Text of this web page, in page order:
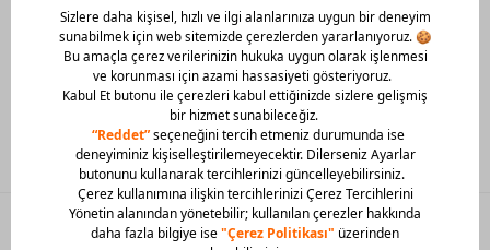
Mobil Uygulamamızı Hemen İndir!